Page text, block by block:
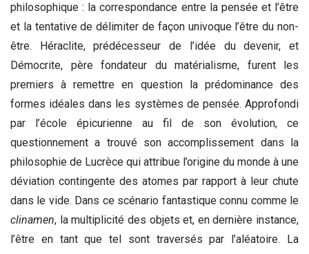
philosophique : la correspondance entre la pensée et l’être
et la tentative de délimiter de façon univoque l’être du non-
être. Héraclite, prédécesseur de l’idée du devenir, et
Démocrite, père fondateur du matérialisme, furent les
premiers à remettre en question la prédominance des
formes idéales dans les systèmes de pensée. Approfondi
par l’école épicurienne au fil de son évolution, ce
questionnement a trouvé son accomplissement dans la
philosophie de Lucrèce qui attribue l’origine du monde à une
déviation contingente des atomes par rapport à leur chute
dans le vide. Dans ce scénario fantastique connu comme le
clinamen, la multiplicité des objets et, en dernière instance,
l’être en tant que tel sont traversés par l’aléatoire. La